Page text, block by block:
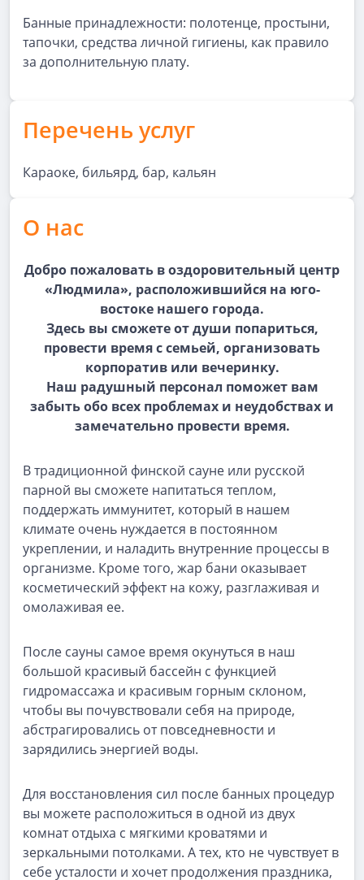
Банные принадлежности: полотенце, простыни,
тапочки, средства личной гигиены, как правило
за дополнительную плату.
Перечень услуг
Караоке, бильярд, бар, кальян
О нас
Добро пожаловать в оздоровительный центр
«Людмила», расположившийся на юго-
востоке нашего города.
Здесь вы сможете от души попариться,
провести время с семьей, организовать
корпоратив или вечеринку.
Наш радушный персонал поможет вам
забыть обо всех проблемах и неудобствах и
замечательно провести время.
В традиционной финской сауне или русской
парной вы сможете напитаться теплом,
поддержать иммунитет, который в нашем
климате очень нуждается в постоянном
укреплении, и наладить внутренние процессы в
организме. Кроме того, жар бани оказывает
косметический эффект на кожу, разглаживая и
омолаживая ее.
После сауны самое время окунуться в наш
большой красивый бассейн с функцией
гидромассажа и красивым горным склоном,
чтобы вы почувствовали себя на природе,
абстрагировались от повседневности и
зарядились энергией воды.
Для восстановления сил после банных процедур
вы можете расположиться в одной из двух
комнат отдыха с мягкими кроватями и
зеркальными потолками. А тех, кто не чувствует в
себе усталости и хочет продолжения праздника,